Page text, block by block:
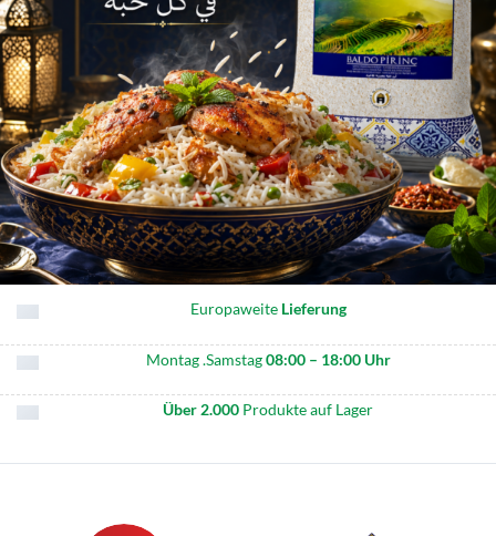
Europaweite Lieferung
Montag .Samstag08:00 – 18:00 Uhr
Über 2.000 Produkte auf Lager